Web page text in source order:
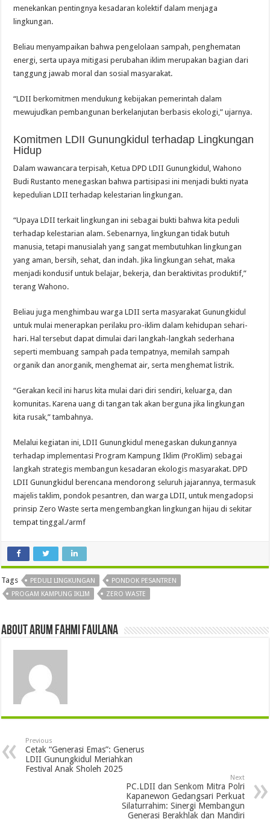
menekankan pentingnya kesadaran kolektif dalam menjaga
lingkungan.
Beliau menyampaikan bahwa pengelolaan sampah, penghematan
energi, serta upaya mitigasi perubahan iklim merupakan bagian dari
tanggung jawab moral dan sosial masyarakat.
“LDII berkomitmen mendukung kebijakan pemerintah dalam
mewujudkan pembangunan berkelanjutan berbasis ekologi,” ujarnya.
Komitmen LDII Gunungkidul terhadap Lingkungan
Hidup
Dalam wawancara terpisah, Ketua DPD LDII Gunungkidul, Wahono
Budi Rustanto menegaskan bahwa partisipasi ini menjadi bukti nyata
kepedulian LDII terhadap kelestarian lingkungan.
“Upaya LDII terkait lingkungan ini sebagai bukti bahwa kita peduli
terhadap kelestarian alam. Sebenarnya, lingkungan tidak butuh
manusia, tetapi manusialah yang sangat membutuhkan lingkungan
yang aman, bersih, sehat, dan indah. Jika lingkungan sehat, maka
menjadi kondusif untuk belajar, bekerja, dan beraktivitas produktif,”
terang Wahono.
Beliau juga menghimbau warga LDII serta masyarakat Gunungkidul
untuk mulai menerapkan perilaku pro-iklim dalam kehidupan sehari-
hari. Hal tersebut dapat dimulai dari langkah-langkah sederhana
seperti membuang sampah pada tempatnya, memilah sampah
organik dan anorganik, menghemat air, serta menghemat listrik.
“Gerakan kecil ini harus kita mulai dari diri sendiri, keluarga, dan
komunitas. Karena uang di tangan tak akan berguna jika lingkungan
kita rusak,” tambahnya.
Melalui kegiatan ini, LDII Gunungkidul menegaskan dukungannya
terhadap implementasi Program Kampung Iklim (ProKlim) sebagai
langkah strategis membangun kesadaran ekologis masyarakat. DPD
LDII Gunungkidul berencana mendorong seluruh jajarannya, termasuk
majelis taklim, pondok pesantren, dan warga LDII, untuk mengadopsi
prinsip Zero Waste serta mengembangkan lingkungan hijau di sekitar
tempat tinggal./armf
Tags PEDULI LINGKUNGAN
PONDOK PESANTREN
PROGAM KAMPUNG IKLIM
ZERO WASTE
About Arum Fahmi Faulana
Previous
Cetak “Generasi Emas”: Generus
LDII Gunungkidul Meriahkan
Festival Anak Sholeh 2025
Next
PC.LDII dan Senkom Mitra Polri
Kapanewon Gedangsari Perkuat
Silaturrahim: Sinergi Membangun
Generasi Berakhlak dan Mandiri